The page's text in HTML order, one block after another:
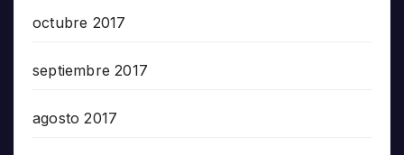
octubre 2017
septiembre 2017
agosto 2017